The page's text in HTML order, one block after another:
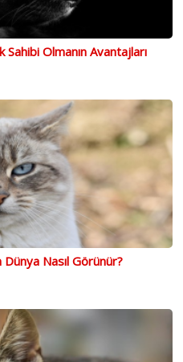
Olmanın Avantajları
Nasıl Görünür?